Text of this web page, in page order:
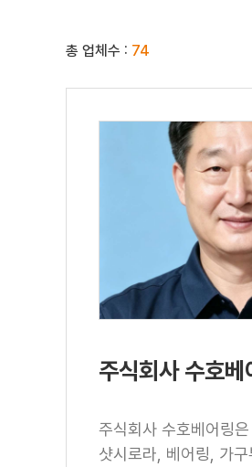
총 업체수 : 74
주식회사 수호베
주식회사 수호베어링
샷시로라, 베어링, 가